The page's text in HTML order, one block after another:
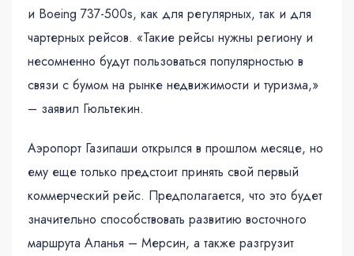
и Boeing 737-500s, как для регулярных, так и для
чартерных рейсов. «Такие рейсы нужны региону и
несомненно будут пользоваться популярностью в
связи с бумом на рынке недвижимости и туризма,»
– заявил Гюльтекин.
Аэропорт Газипаши открылся в прошлом месяце, но
ему еще только предстоит принять свой первый
коммерческий рейс. Предполагается, что это будет
значительно способствовать развитию восточного
маршрута Аланья – Мерсин, а также разгрузит